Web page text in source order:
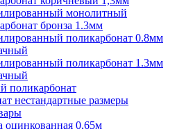
монолитный
бронза 1.3мм
поликарбонат 0.8мм
поликарбонат 1.3мм
поликарбонат
нестандартные размеры
оцинкованная 0,65м